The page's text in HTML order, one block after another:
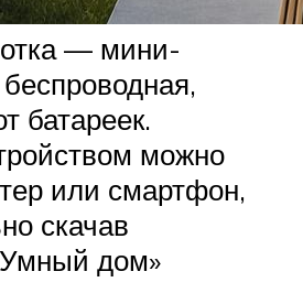
— мини-
батареек.
можно
или смартфон,
скачав
дом»